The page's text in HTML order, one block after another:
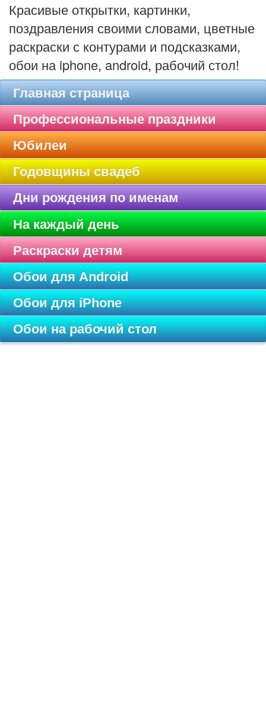
Красивые открытки, картинки,
поздравления своими словами, цветные
раскраски с контурами и подсказками,
обои на iphone, android, рабочий стол!
Главная страница
Профессиональные праздники
Юбилеи
Годовщины свадеб
Дни рождения по именам
На каждый день
Раскраски детям
Обои для Android
Обои для iPhone
Обои на рабочий стол